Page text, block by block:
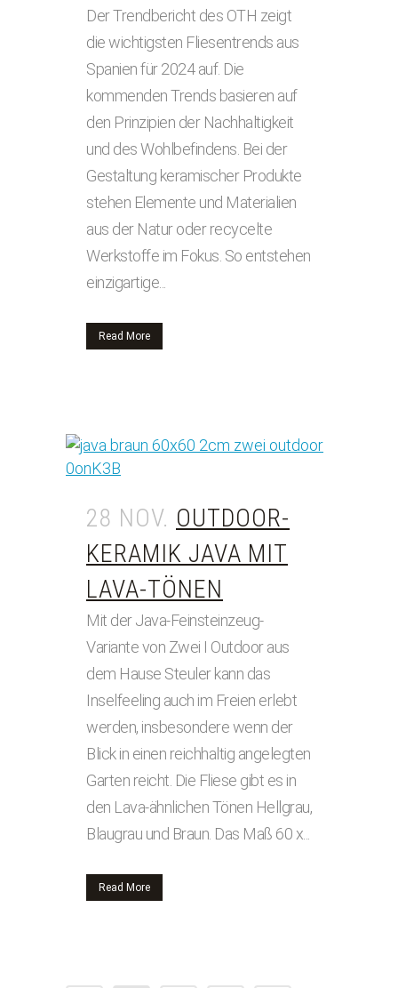
Der Trendbericht des OTH zeigt
die wichtigsten Fliesentrends aus
Spanien für 2024 auf. Die
kommenden Trends basieren auf
den Prinzipien der Nachhaltigkeit
und des Wohlbefindens. Bei der
Gestaltung keramischer Produkte
stehen Elemente und Materialien
aus der Natur oder recycelte
Werkstoffe im Fokus. So entstehen
einzigartige...
Read More
28 NOV. OUTDOOR-
KERAMIK JAVA MIT
LAVA-TÖNEN
Mit der Java-Feinsteinzeug-
Variante von Zwei I Outdoor aus
dem Hause Steuler kann das
Inselfeeling auch im Freien erlebt
werden, insbesondere wenn der
Blick in einen reichhaltig angelegten
Garten reicht. Die Fliese gibt es in
den Lava-ähnlichen Tönen Hellgrau,
Blaugrau und Braun. Das Maß 60 x...
Read More